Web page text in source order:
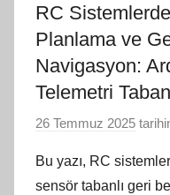
RC
Planlama ve
Navigasyon:
Telemetri
26 Temmuz 2025
Bu yazı, RC
sensör tabanlı geri